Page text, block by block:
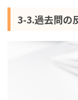
3-3.過去問の